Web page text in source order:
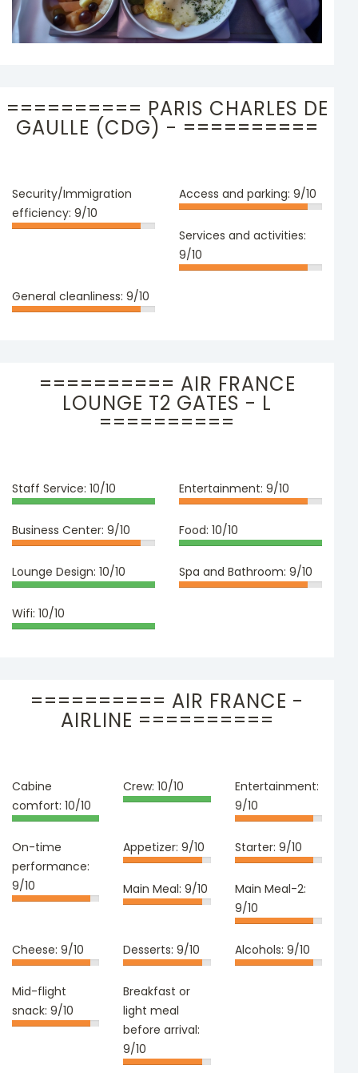
========== PARIS CHARLES DE
GAULLE (CDG) - ==========
Security/Immigration
efficiency: 9/10
Access and parking: 9/10
Services and activities:
9/10
General cleanliness: 9/10
========== AIR FRANCE
LOUNGE T2 GATES - L
==========
Staff Service: 10/10 Entertainment: 9/10
Business Center: 9/10 Food: 10/10
Lounge Design: 10/10 Spa and Bathroom: 9/10
Wifi: 10/10
========== AIR FRANCE -
AIRLINE ==========
Cabine
comfort: 10/10
Crew:10/10
Entertainment:
9/10
On-time
performance:
9/10
Appetizer:9/10 Starter: 9/10
Main Meal:9/10
Main Meal-2:
9/10
Cheese: 9/10 Desserts:9/10 Alcohols: 9/10
Mid-flight
snack: 9/10
Breakfast or
light meal
before arrival:
9/10